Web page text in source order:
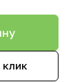
клик